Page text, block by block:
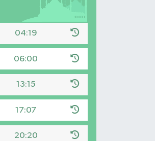
04:19
06:00
13:15
17:07
20:20